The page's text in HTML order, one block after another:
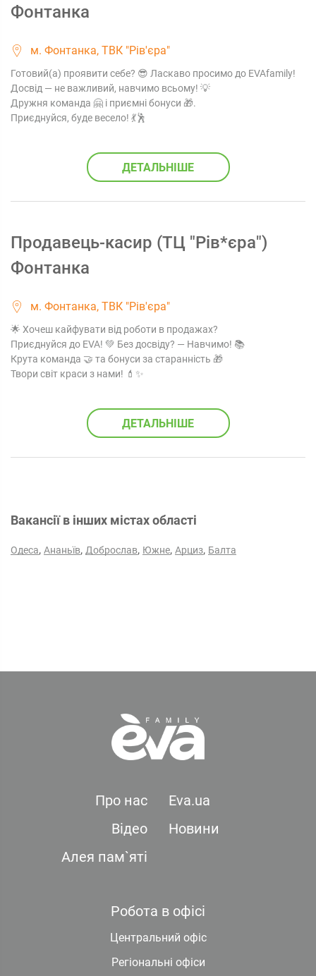
Фонтанка
м. Фонтанка, ТВК "Рів'єра"
Готовий(а) проявити себе? 😎 Ласкаво просимо до EVAfamily!
Досвід — не важливий, навчимо всьому! 💡
Дружня команда 🤗 і приємні бонуси 🎁.
Приєднуйся, буде весело! 💃🕺
ДЕТАЛЬНІШЕ
Продавець-касир (ТЦ "Рів*єра")
Фонтанка
м. Фонтанка, ТВК "Рів'єра"
🌟 Хочеш кайфувати від роботи в продажах?
Приєднуйся до EVA! 💚 Без досвіду? — Навчимо! 📚
Крута команда 🤝 та бонуси за старанність 🎁
Твори світ краси з нами! 💄✨
ДЕТАЛЬНІШЕ
Вакансії в інших містах області
Одеса, Ананьїв, Доброслав, Южне, Арциз, Балта
Про нас
Eva.ua
Відео
Новини
Алея пам`яті
Робота в офісі
Центральний офіс
Регіональні офіси